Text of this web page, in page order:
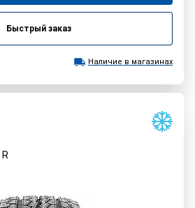
Быстрый заказ
Наличие в магазинах
R